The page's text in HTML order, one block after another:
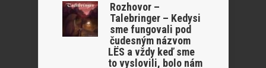
Rozhovor –
Talebringer – Kedysi
sme fungovali pod
čudesným názvom
LËS a vždy keď sme
to vyslovili, bolo nám